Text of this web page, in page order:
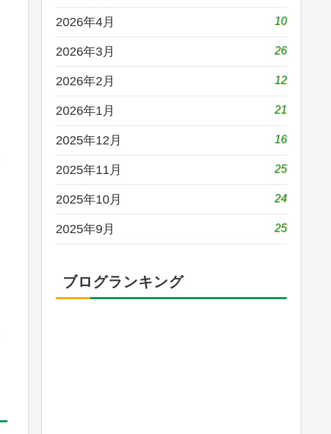
2026年4月 10
2026年3月 26
2026年2月 12
2026年1月 21
2025年12月 16
2025年11月 25
2025年10月 24
2025年9月 25
ブログランキング